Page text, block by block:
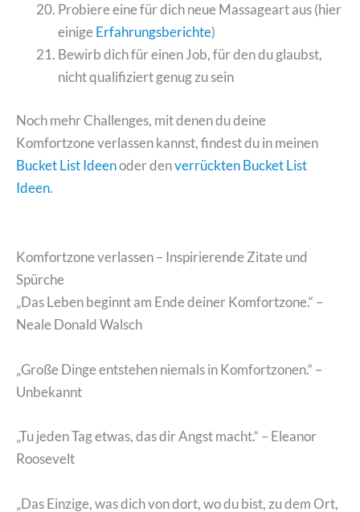
Probiere eine für dich neue Massageart aus (hier
einigeErfahrungsberichte)
Bewirb dich für einen Job, für den du glaubst,
nicht qualifiziert genug zu sein
Noch mehr Challenges, mit denen du deine
Komfortzone verlassen kannst, findest du in meinen
Bucket List Ideenoder denverrückten Bucket List
Ideen.
Komfortzone verlassen – Inspirierende Zitate und
Spürche
„Das Leben beginnt am Ende deiner Komfortzone.“ –
Neale Donald Walsch
„Große Dinge entstehen niemals in Komfortzonen.“ –
Unbekannt
„Tu jeden Tag etwas, das dir Angst macht.“ – Eleanor
Roosevelt
„Das Einzige, was dich von dort, wo du bist, zu dem Ort,